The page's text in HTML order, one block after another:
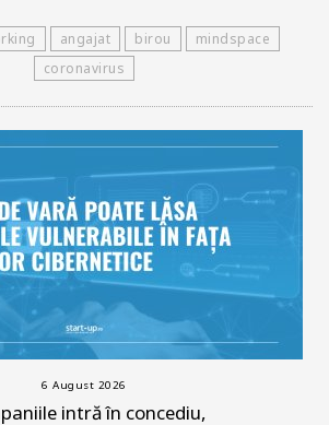
angajat birou
mindspace
coronavirus
6 August 2026
intră în concediu,